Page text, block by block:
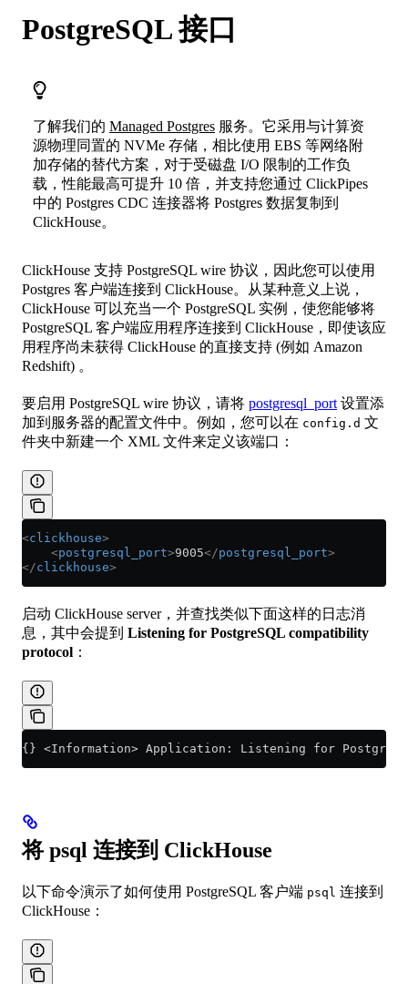
PostgreSQL 接口
了解我们的 Managed Postgres 服务。它采用与计算资
源物理同置的 NVMe 存储，相比使用 EBS 等网络附
加存储的替代方案，对于受磁盘 I/O 限制的工作负
载，性能最高可提升 10 倍，并支持您通过 ClickPipes
中的 Postgres CDC 连接器将 Postgres 数据复制到
ClickHouse。
ClickHouse 支持 PostgreSQL wire 协议，因此您可以使用
Postgres 客户端连接到 ClickHouse。从某种意义上说，
ClickHouse 可以充当一个 PostgreSQL 实例，使您能够将
PostgreSQL 客户端应用程序连接到 ClickHouse，即使该应
用程序尚未获得 ClickHouse 的直接支持 (例如 Amazon
Redshift) 。
要启用 PostgreSQL wire 协议，请将 postgresql_port 设置添
加到服务器的配置文件中。例如，您可以在 config.d 文
件夹中新建一个 XML 文件来定义该端口：
<clickhouse>
    <
postgresql_port>9005</postgresql_port>
</clickhouse>
启动 ClickHouse server，并查找类似下面这样的日志消
息，其中会提到 Listening for PostgreSQL compatibility
protocol ：
{} <Information> Application: Listening for
将 psql 连接到 ClickHouse
以下命令演示了如何使用 PostgreSQL 客户端 psql 连接到
ClickHouse：